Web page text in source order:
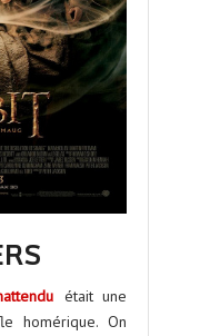
était une
homérique. On